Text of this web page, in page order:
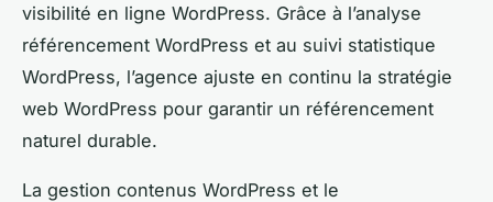
visibilité en ligne WordPress. Grâce à l’analyse
référencement WordPress et au suivi statistique
WordPress, l’agence ajuste en continu la stratégie
web WordPress pour garantir un référencement
naturel durable.
La gestion contenus WordPress et le